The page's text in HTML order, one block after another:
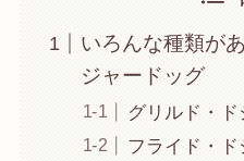
いろんな種類が
ジャードッグ
グリルド・
フライド・